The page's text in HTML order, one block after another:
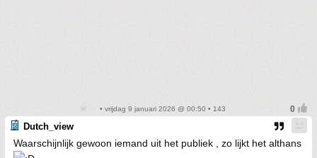
• vrijdag 9 januari 2026 @ 00:50 • 143
Dutch_view
Waarschijnlijk gewoon iemand uit het publiek , zo lijkt het althans